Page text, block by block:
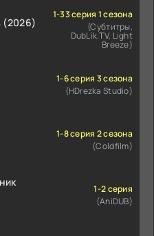
(2026)
1-33 серия 1 сезона
(Субтитры,
DubLik.TV, Light
Breeze)
1-6 серия 3 сезона
(HDrezka Studio)
1-8 серия 2 сезона
(Coldfilm)
1-2 серия
(AniDUB)